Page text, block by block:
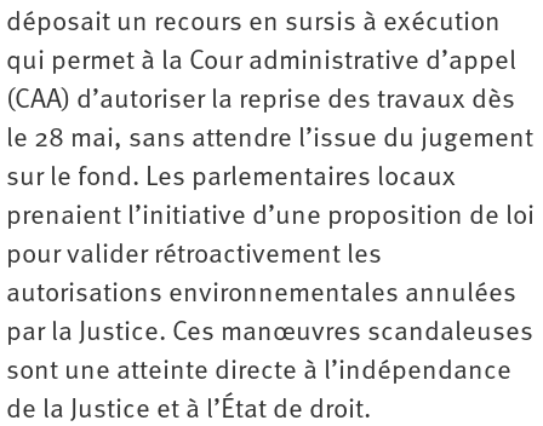
déposait un recours en sursis à exécution
qui permet à la Cour administrative d’appel
(CAA) d’autoriser la reprise des travaux dès
le 28 mai, sans attendre l’issue du jugement
sur le fond. Les parlementaires locaux
prenaient l’initiative d’une proposition de loi
pour valider rétroactivement les
autorisations environnementales annulées
par la Justice. Ces manœuvres scandaleuses
sont une atteinte directe à l’indépendance
de la Justice et à l’État de droit.